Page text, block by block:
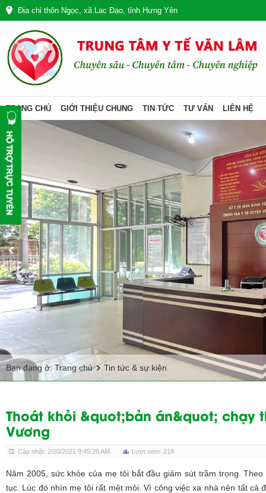
Địa chỉ thôn Ngọc, xã Lạc Đạo, tỉnh Hưng Yên
TRANG CHỦ GIỚI THIỆU CHUNG TIN TỨC TƯ VẤN LIÊN HỆ
Bạn đang ở:Trang chủ Tin tức & sự kiện
Thoát khỏi &quot;bản án&quot; chạy
Vương
Cập nhật: 2/20/2021 9:45:29 AM Lượt xem: 218
Năm 2005, sức khỏe của mẹ tôi bắt đầu giảm sút trầm trọng.
tục. Lúc đó nhìn mẹ tôi rất mệt mỏi. Vì công việc xa nhà nên tất cả